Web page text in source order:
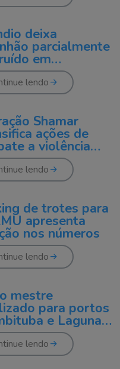
deixa
parcialmente
em
lendo
Shamar
ações de
a violência
mulher
lendo
de trotes para
apresenta
nos números
lendo
mestre
para portos
e Laguna é
lendo